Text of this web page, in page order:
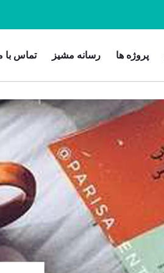
پروژه ها رسانه مشیز تماس با